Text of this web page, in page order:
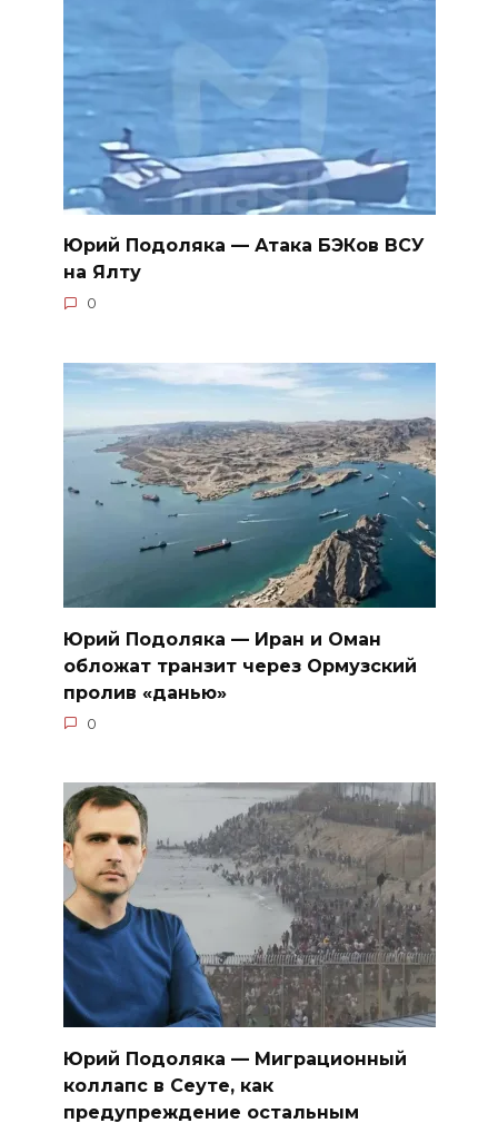
Юрий Подоляка — Атака БЭКов ВСУ
на Ялту
0
Юрий Подоляка — Иран и Оман
обложат транзит через Ормузский
пролив «данью»
0
Юрий Подоляка — Миграционный
коллапс в Сеуте, как
предупреждение остальным